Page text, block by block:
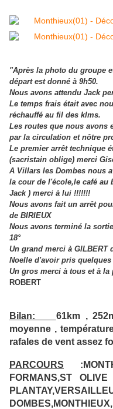
"Après la photo du groupe
départ est donné à 9h50.
Nous avons attendu Jack
Le temps frais était avec
réchauffé au fil des klms.
Les routes que nous avons
par la circulation et nôtre
Le premier arrêt technique
(sacristain oblige) merci
A Villars les Dombes nous
la cour de l'école,le café au
Jack ) merci à lui !!!!!!!
Nous avons fait un arrêt
de BIRIEUX
Nous avons terminé la
18°
Un grand merci à
Noelle d'avoir pris
Un gros merci à tous et à
ROBERT
Bilan: 61km ,
moyenne ,
rafales de vent assez
PARCOURS
FORMANS,ST
DOMBES,MONTHIEUX,